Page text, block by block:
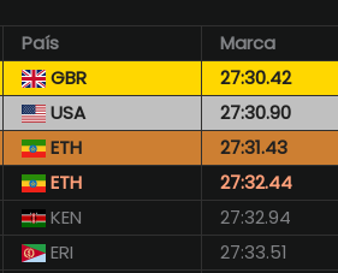
País
Marca
GBR
27:30.42
USA
27:30.90
ETH
27:31.43
ETH
27:32.44
KEN
27:32.94
ERI
27:33.51